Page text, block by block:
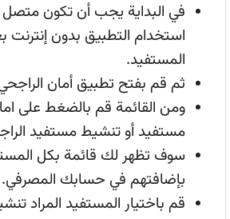
في البداية يجب أن تكون متصل
استخدام التطبيق بدون إنترنت
المستفيد.
ثم قم بفتح تطبيق أمان
ومن القائمة قم بالضغط على
مستفيد أو تنشيط مستفيد
سوف تظهر لك قائمة بكل
بإضافتهم في حسابك المصرفي.
قم باختيار المستفيد المراد